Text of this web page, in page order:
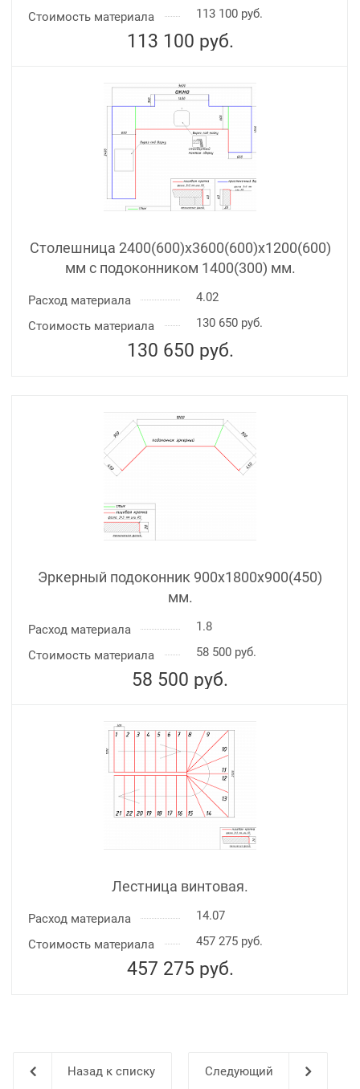
Стоимость материала
113 100 руб.
113 100 руб.
Столешница 2400(600)х3600(600)x1200(600)
мм с подоконником 1400(300) мм.
Расход материала
4.02
Стоимость материала
130 650 руб.
130 650 руб.
Эркерный подоконник 900х1800х900(450)
мм.
Расход материала
1.8
Стоимость материала
58 500 руб.
58 500 руб.
Лестница винтовая.
Расход материала
14.07
Стоимость материала
457 275 руб.
457 275 руб.
Назад к списку